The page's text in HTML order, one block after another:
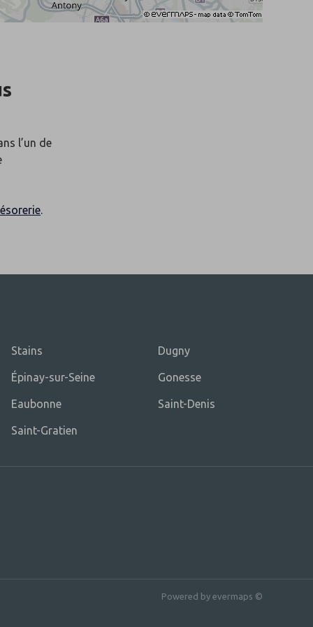
l’un de
.
Stains
Épinay-sur-Seine
Eaubonne
Saint-Gratien
Dugny
Gonesse
Saint-Denis
Powered by evermaps ©